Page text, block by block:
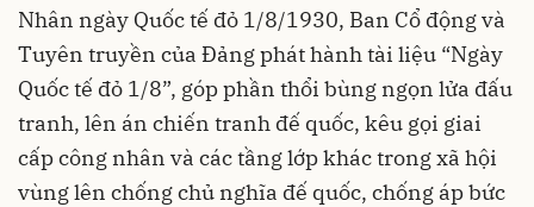
Nhân ngày Quốc tế đỏ 1/8/1930, Ban Cổ động và
Tuyên truyền của Đảng phát hành tài liệu “Ngày
Quốc tế đỏ 1/8”, góp phần thổi bùng ngọn lửa đấu
tranh, lên án chiến tranh đế quốc, kêu gọi giai
cấp công nhân và các tầng lớp khác trong xã hội
vùng lên chống chủ nghĩa đế quốc, chống áp bức